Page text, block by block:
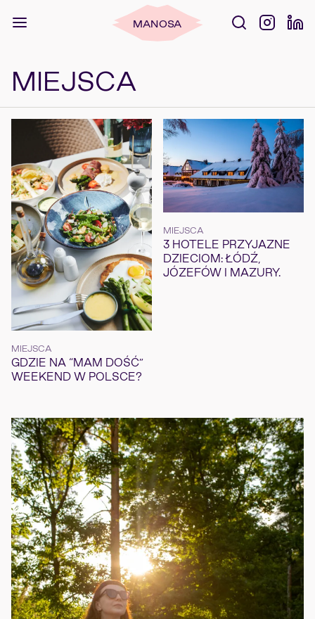
MANOSA
MIEJSCA
MIEJSCA
GDZIE NA “MAM DOŚĆ”
WEEKEND W POLSCE?
MIEJSCA
3 HOTELE PRZYJAZNE
DZIECIOM: ŁÓDŹ,
JÓZEFÓW I MAZURY.